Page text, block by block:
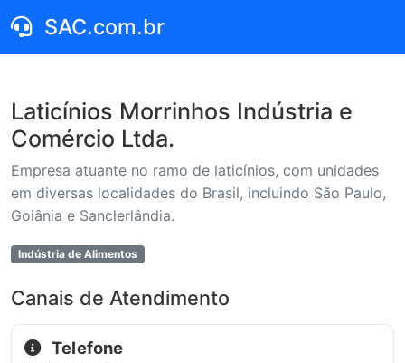
SAC.com.br
Laticínios Morrinhos Indústria e
Comércio Ltda.
Empresa atuante no ramo de laticínios, com unidades
em diversas localidades do Brasil, incluindo São Paulo,
Goiânia e Sanclerlândia.
Indústria de Alimentos
Canais de Atendimento
Telefone